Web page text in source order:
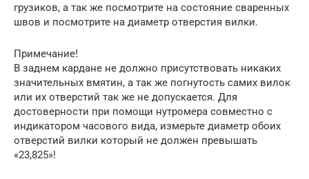
грузиков, а так же посмотрите на состояние сваренных
швов и посмотрите на диаметр отверстия вилки.
Примечание!
В заднем кардане не должно присутствовать никаких
значительных вмятин, а так же погнутость самих вилок
или их отверстий так же не допускается. Для
достоверности при помощи нутромера совместно с
индикатором часового вида, измерьте диаметр обоих
отверстий вилки который не должен превышать
«23,825»!